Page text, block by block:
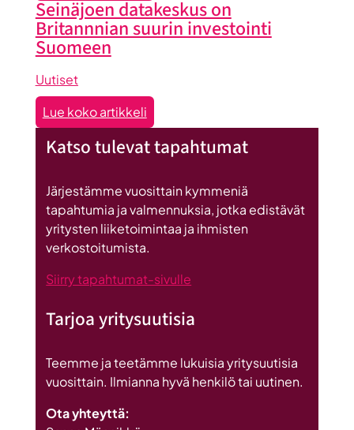
ryhmän
tuesta
löysi
Seinäjoen
Seinäjoen datakeskus on
Britannnian suurin investointi
Suomeen
Uutiset
Lue koko artikkeli:
Seinäjoen
datakeskus
Britannnian
suurin
investointi
Katso tulevat tapahtumat
Järjestämme vuosittain kymmeniä
tapahtumia ja valmennuksia, jotka edistävät
yritysten liiketoimintaa ja ihmisten
verkostoitumista.
Siirry tapahtumat-sivulle
Tarjoa yritysuutisia
Teemme ja teetämme lukuisia yritysuutisia
vuosittain. Ilmianna hyvä henkilö tai uutinen.
Ota yhteyttä: